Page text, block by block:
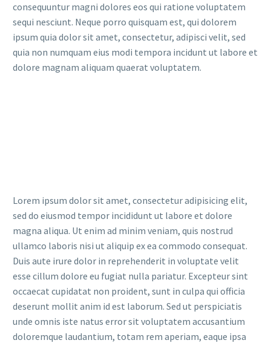
consequuntur magni dolores eos qui ratione voluptatem
sequi nesciunt. Neque porro quisquam est, qui dolorem
ipsum quia dolor sit amet, consectetur, adipisci velit, sed
quia non numquam eius modi tempora incidunt ut labore et
dolore magnam aliquam quaerat voluptatem.
Lorem ipsum dolor sit amet, consectetur adipisicing elit,
sed do eiusmod tempor incididunt ut labore et dolore
magna aliqua. Ut enim ad minim veniam, quis nostrud
ullamco laboris nisi ut aliquip ex ea commodo consequat.
Duis aute irure dolor in reprehenderit in voluptate velit
esse cillum dolore eu fugiat nulla pariatur. Excepteur sint
occaecat cupidatat non proident, sunt in culpa qui officia
deserunt mollit anim id est laborum. Sed ut perspiciatis
unde omnis iste natus error sit voluptatem accusantium
doloremque laudantium, totam rem aperiam, eaque ipsa